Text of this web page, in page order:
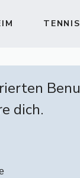
dich.